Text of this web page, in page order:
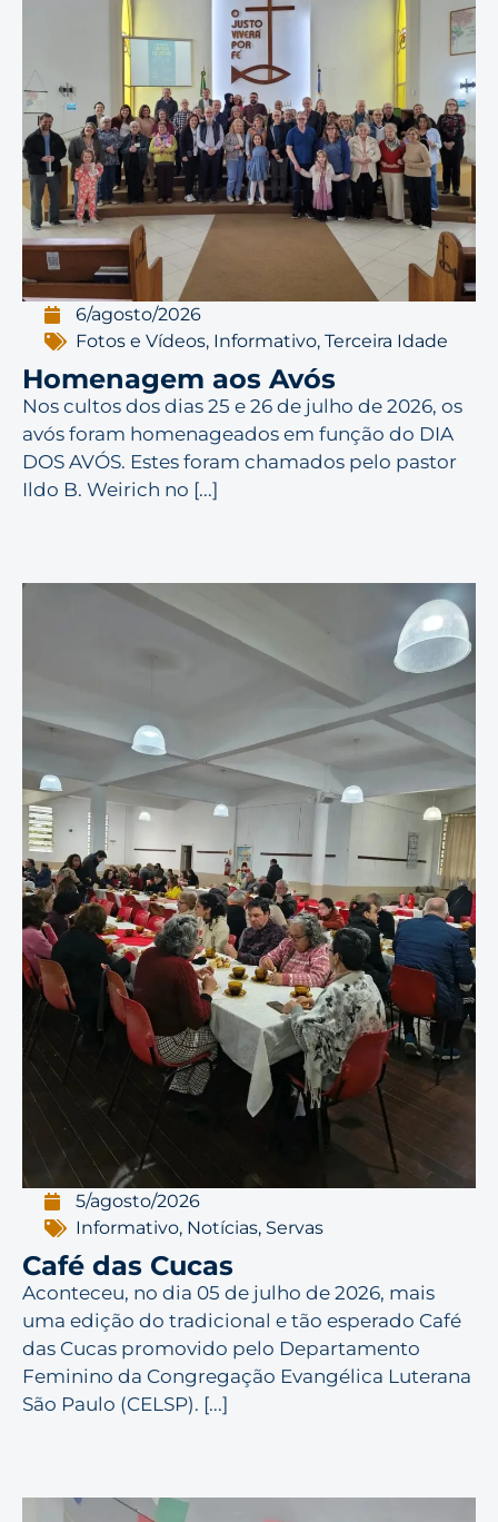
6/agosto/2026
Fotos e Vídeos, Informativo,Terceira Idade
Homenagem aos Avós
Nos cultos dos dias 25 e 26 de julho de 2026, os
avós foram homenageados em função do DIA
DOS AVÓS. Estes foram chamados pelo pastor
Ildo B. Weirich no [...]
5/agosto/2026
Informativo, Notícias, Servas
Café das Cucas
Aconteceu, no dia 05 de julho de 2026, mais
uma edição do tradicional e tão esperado Café
das Cucas promovido pelo Departamento
Feminino da Congregação Evangélica Luterana
São Paulo (CELSP). [...]